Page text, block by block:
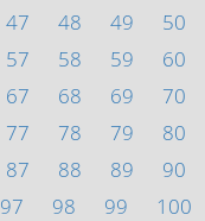
47 48 49
50
57 58 59
60
67 68 69
70
77 78 79
80
87 88 89
90
97 98 99
100